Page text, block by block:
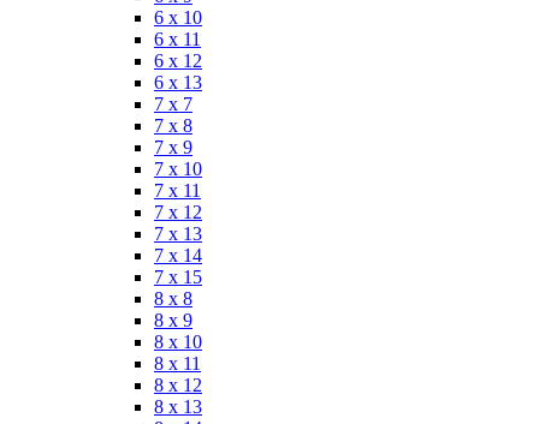
6 x 10
6 x 11
6 x 12
6 x 13
7 x 7
7 x 8
7 x 9
7 x 10
7 x 11
7 x 12
7 x 13
7 x 14
7 x 15
8 x 8
8 x 9
8 x 10
8 x 11
8 x 12
8 x 13